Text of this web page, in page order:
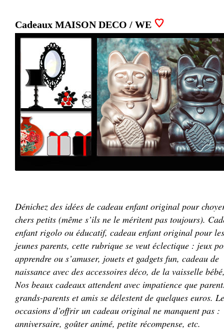
Cadeaux MAISON DECO / WE
Dénichez des idées de cadeau enfant original pour
chers petits (même s’ils ne le méritent pas toujours).
enfant rigolo ou éducatif, cadeau enfant original pour les
jeunes parents, cette rubrique se veut éclectique : jeux
apprendre ou s’amuser, jouets et gadgets fun, cadeau de
naissance avec des accessoires déco, de la vaisselle
Nos beaux cadeaux attendent avec impatience que
grands-parents et amis se délestent de quelques euros.
occasions d’offrir un cadeau original ne manquent pas :
anniversaire, goûter animé, petite récompense, etc.